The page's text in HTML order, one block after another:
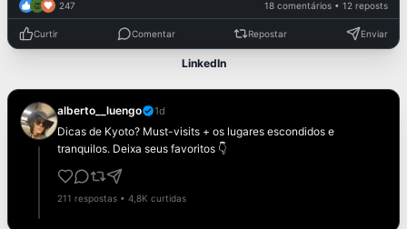
👏 247 18 comentários • 12 reposts
Curtir Comentar Repostar Enviar
LinkedIn
alberto__luengo 1d
Dicas de Kyoto? Must-visits + os lugares escondidos e
tranquilos. Deixa seus favoritos 👇
211 respostas • 4,8K curtidas